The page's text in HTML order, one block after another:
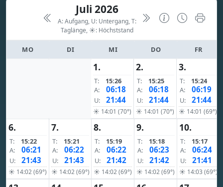
Juli 2026
A: Aufgang, U: Untergang, T:
Taglänge, ☀: Höchststand
MO DI MI DO FR
1.
T:
15:26
A:
06:18
U: 21:44
☀ 14:01 (70°)
2.
T:
15:25
A:
06:18
U: 21:44
☀ 14:01 (70°)
3.
T:
15:24
A:
06:19
U: 21:44
☀ 14:01 (69°)
6.
T:
15:22
A:
06:21
U: 21:43
☀ 14:02 (69°)
7.
T:
15:21
A:
06:22
U: 21:43
☀ 14:02 (69°)
8.
T:
15:19
A:
06:22
U: 21:42
☀ 14:02 (69°)
9.
T:
15:18
A:
06:23
U: 21:42
☀ 14:02 (69°)
10.
T:
15:17
A:
06:24
U: 21:41
☀ 14:03 (69°)